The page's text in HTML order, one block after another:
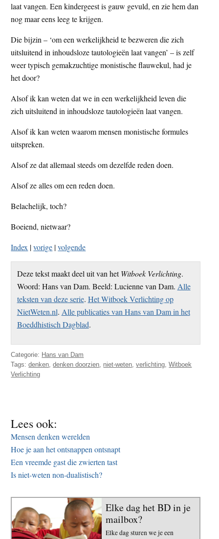
laat vangen. Een kindergeest is gauw gevuld, en zie hem dan
nog maar eens leeg te krijgen.
Die bijzin – ‘om een werkelijkheid te bezweren die zich
uitsluitend in inhoudsloze tautologieën laat vangen’ – is zelf
weer typisch gemakzuchtige monistische flauwekul, had je
het door?
Alsof ik kan weten dat we in een werkelijkheid leven die
zich uitsluitend in inhoudsloze tautologieën laat vangen.
Alsof ik kan weten waarom mensen monistische formules
uitspreken.
Alsof ze dat allemaal steeds om dezelfde reden doen.
Alsof ze alles om een reden doen.
Belachelijk, toch?
Boeiend, nietwaar?
Index |vorige |volgende
Deze tekst maakt deel uit van hetWitboek Verlichting.
Woord: Hans van Dam. Beeld: Lucienne van Dam. Alle
teksten van deze serie. Het Witboek Verlichting op
NietWeten.nl. Alle publicaties van Hans van Dam in het
Boeddhistisch Dagblad.
Categorie: Hans van Dam
Tags:denken,denken doorzien, niet-weten,verlichting,Witboek
Verlichting
Lees ook:
Mensen denken werelden
Hoe je aan het ontsnappen ontsnapt
Een vreemde gast die zwierten tast
Is niet-weten non-dualistisch?
Elke dag het BD in je
mailbox?
Elke dag sturen we je een